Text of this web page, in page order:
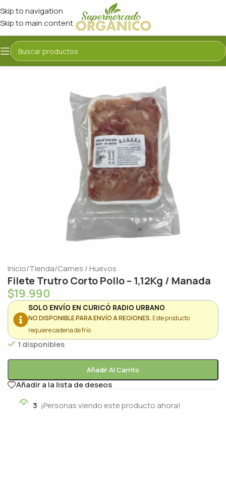
Skip to navigation
Skip to main content
Inicio/Tienda/Carnes / Huevos
Filete Trutro Corto Pollo – 1,12Kg / Manada
$19.990
SOLO ENVÍO EN CURICÓ RADIO URBANO
NO DISPONIBLE PARA ENVÍO A REGIONES. Este producto
requiere cadena de frío
1 disponibles
Añadir Al Carrito
Añadir a la lista de deseos
3 ¡Personas viendo este producto ahora!